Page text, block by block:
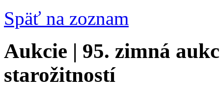
Späť na zoznam
Aukcie | 95. zimná
starožitností